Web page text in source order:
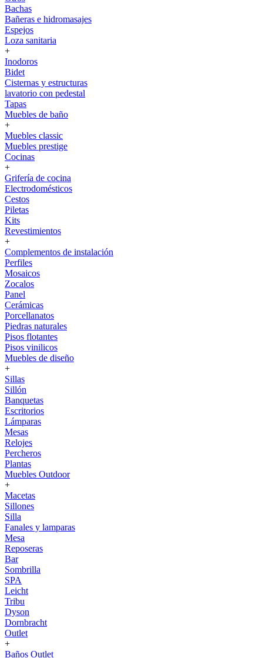
Bachas
Bañeras e hidromasajes
Espejos
Loza sanitaria
+
Inodoros
Bidet
Cisternas y estructuras
lavatorio con pedestal
Tapas
Muebles de baño
+
Muebles classic
Muebles prestige
Cocinas
+
Grifería de cocina
Electrodomésticos
Cestos
Piletas
Kits
Revestimientos
+
Complementos de instalación
Perfiles
Mosaicos
Zocalos
Panel
Cerámicas
Porcellanatos
Piedras naturales
Pisos flotantes
Pisos vinilicos
Muebles de diseño
+
Sillas
Sillón
Banquetas
Escritorios
Lámparas
Mesas
Relojes
Percheros
Plantas
Muebles Outdoor
+
Macetas
Sillones
Silla
Fanales y lamparas
Mesa
Reposeras
Bar
Sombrilla
SPA
Leicht
Tribu
Dyson
Dornbracht
Outlet
+
Baños Outlet